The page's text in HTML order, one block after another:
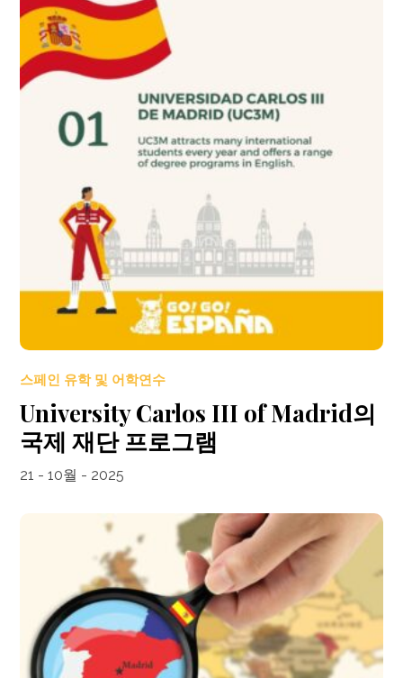
스페인 유학 및 어학연수
University Carlos III of Madrid의
국제 재단 프로그램
21 - 10월 - 2025